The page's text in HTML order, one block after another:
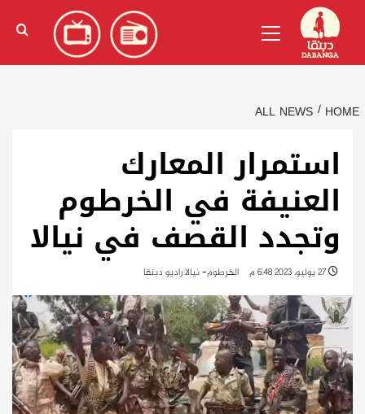
content
الإنجليزية)
Menu
HOME
ALL NEWS
استمرار المعارك
العنيفة في الخرطوم
وتجدد القصف في نيالا
الخرطوم- نيالا:راديو دبنقا